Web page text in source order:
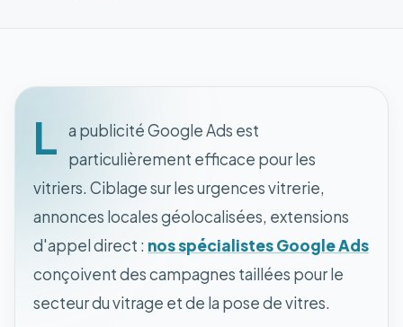
L a publicité Google Ads est
particulièrement efficace pour les
vitriers. Ciblage sur les urgences vitrerie,
annonces locales géolocalisées, extensions
d'appel direct : nos spécialistes Google Ads
conçoivent des campagnes taillées pour le
secteur du vitrage et de la pose de vitres.